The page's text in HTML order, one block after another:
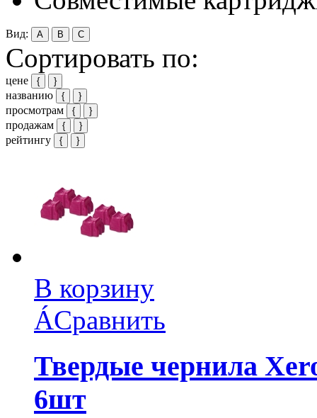
Вид: A B C
Сортировать по:
цене { }
названию { }
просмотрам { }
продажам { }
рейтингу { }
В корзину
ÁСравнить
Твердые чернила
6шт